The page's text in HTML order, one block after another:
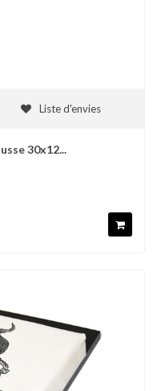
Liste d'envies
30x12...